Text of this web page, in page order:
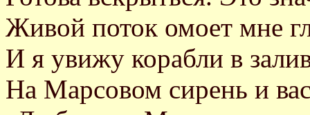
Живой поток омоет мне
И я увижу корабли в
На Марсовом сирень и